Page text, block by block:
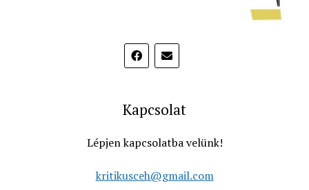
Kapcsolat
Lépjen kapcsolatba velünk!
kritikusceh@gmail.com